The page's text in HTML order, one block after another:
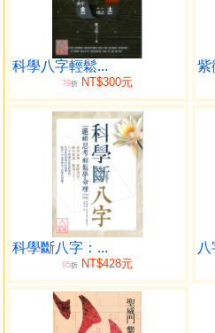
本書一共涵蓋七大單元，前面
從最基礎的本命干支，帶領您了
陰、二陽二陰、三陽一陰到一陰
說，讓讀者搞懂何謂陰陽五行流
配第三單元的《本命篇自我挑戰
第四單元開始，我將教授本命
龍頭被合的悲劇、全陽全陰案例
連順生魔咒，一旦你學完本單元
第五單元的大運進階力量計算
籍史上絕無僅有，絕對能打破您
容一點也不為過。除了學術理論
例，這些命例皆是經過文堡老師
出版，提供給八字愛好者學習。
科學八字輕鬆...
79折 NT$300元
紫
科學斷八字：...
95折 NT$428元